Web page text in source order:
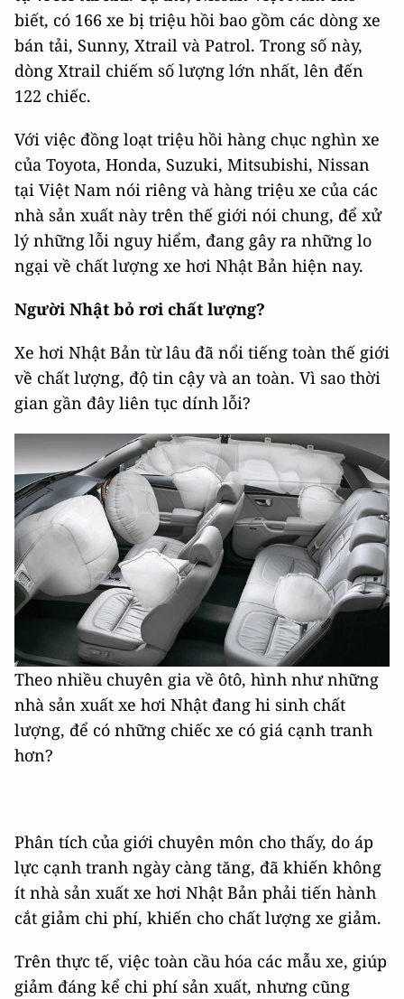
biết, có 166 xe bị triệu hồi bao gồm các dòng xe
bán tải, Sunny, Xtrail và Patrol. Trong số này,
dòng Xtrail chiếm số lượng lớn nhất, lên đến
122 chiếc.
Với việc đồng loạt triệu hồi hàng chục nghìn xe
của Toyota, Honda, Suzuki, Mitsubishi, Nissan
tại Việt Nam nói riêng và hàng triệu xe của các
nhà sản xuất này trên thế giới nói chung, để xử
lý những lỗi nguy hiểm, đang gây ra những lo
ngại về chất lượng xe hơi Nhật Bản hiện nay.
Người Nhật bỏ rơi chất lượng?
Xe hơi Nhật Bản từ lâu đã nổi tiếng toàn thế giới
về chất lượng, độ tin cậy và an toàn. Vì sao thời
gian gần đây liên tục dính lỗi?
Theo nhiều chuyên gia về ôtô, hình như những
nhà sản xuất xe hơi Nhật đang hi sinh chất
lượng, để có những chiếc xe có giá cạnh tranh
hơn?
Phân tích của giới chuyên môn cho thấy, do áp
lực cạnh tranh ngày càng tăng, đã khiến không
ít nhà sản xuất xe hơi Nhật Bản phải tiến hành
cắt giảm chi phí, khiến cho chất lượng xe giảm.
Trên thực tế, việc toàn cầu hóa các mẫu xe, giúp
giảm đáng kể chi phí sản xuất, nhưng cũng